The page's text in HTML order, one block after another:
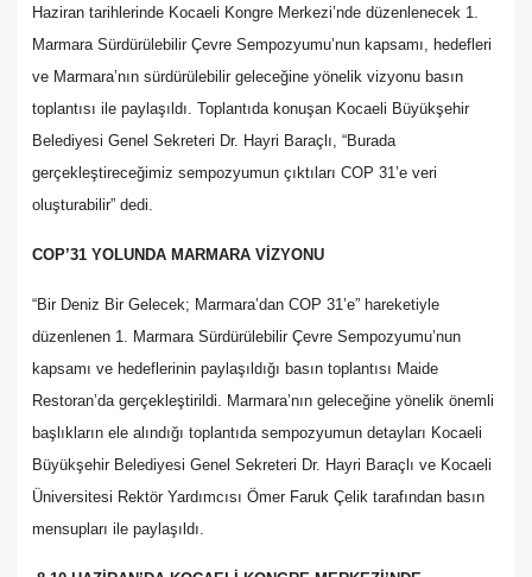
Haziran tarihlerinde Kocaeli Kongre Merkezi’nde düzenlenecek 1.
Marmara Sürdürülebilir Çevre Sempozyumu’nun kapsamı, hedefleri
ve Marmara’nın sürdürülebilir geleceğine yönelik vizyonu basın
toplantısı ile paylaşıldı. Toplantıda konuşan Kocaeli Büyükşehir
Belediyesi Genel Sekreteri Dr. Hayri Baraçlı, “Burada
gerçekleştireceğimiz sempozyumun çıktıları COP 31’e veri
oluşturabilir” dedi.
COP’31 YOLUNDA MARMARA VİZYONU
“Bir Deniz Bir Gelecek; Marmara’dan COP 31’e” hareketiyle
düzenlenen 1. Marmara Sürdürülebilir Çevre Sempozyumu’nun
kapsamı ve hedeflerinin paylaşıldığı basın toplantısı Maide
Restoran’da gerçekleştirildi. Marmara’nın geleceğine yönelik önemli
başlıkların ele alındığı toplantıda sempozyumun detayları Kocaeli
Büyükşehir Belediyesi Genel Sekreteri Dr. Hayri Baraçlı ve Kocaeli
Üniversitesi Rektör Yardımcısı Ömer Faruk Çelik tarafından basın
mensupları ile paylaşıldı.